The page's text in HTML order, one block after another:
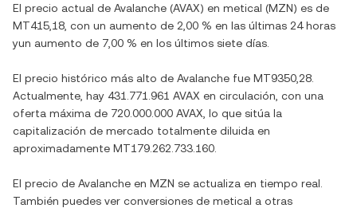
El precio actual de Avalanche (AVAX) en metical (MZN) es de
MT415,18 , con un aumento de 2,00 % en las últimas 24 horas
yun aumento de 7,00 % en los últimos siete días.
El precio histórico más alto de Avalanche fue MT9350,28
Actualmente, hay 431.771.961 AVAX en circulación, con una
oferta máxima de 720.000.000 AVAX , lo que sitúa la
capitalización de mercado totalmente diluida en
aproximadamente MT179.262.733.160
El precio de Avalanche en MZN se actualiza en tiempo real.
También puedes ver conversiones de metical a otras